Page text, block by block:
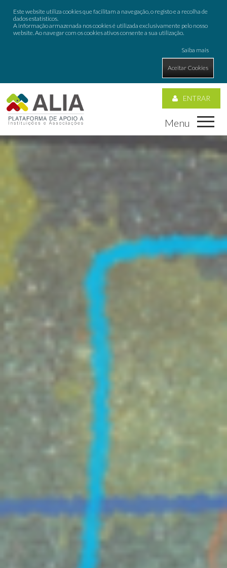
Este website utiliza cookies que facilitam a navegação, o registo e a recolha de
dados estatísticos.
A informação armazenada nos cookies é utilizada exclusivamente pelo nosso
website. Ao navegar com os cookies ativos consente a sua utilização.
Saiba mais
Aceitar Cookies
ENTRAR
Menu